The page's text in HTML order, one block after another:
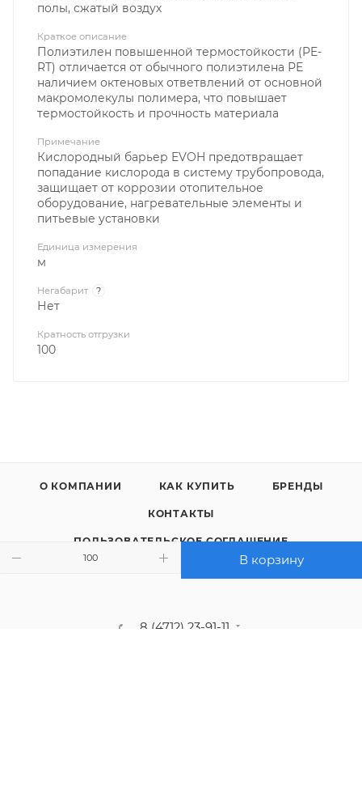
В корзину
полы, сжатый воздух
Краткое описание
Полиэтилен повышенной термостойкости (PE-
RT) отличается от обычного полиэтилена РЕ
наличием октеновых ответвлений от основной
макромолекулы полимера, что повышает
термостойкость и прочность материала
Примечание
Кислородный барьер EVOH предотвращает
попадание кислорода в систему трубопровода,
защищает от коррозии отопительное
оборудование, нагревательные элементы и
питьевые установки
Единица измерения
м
Негабарит ?
Нет
Кратность отгрузки
100
О КОМПАНИИ КАК КУПИТЬ БРЕНДЫ
КОНТАКТЫ
ПОЛЬЗОВАТЕЛЬСКОЕ СОГЛАШЕНИЕ
ПОЛИТИКА КОНФИДЕНЦИАЛЬНОСТИ
8 (4712) 23-91-11